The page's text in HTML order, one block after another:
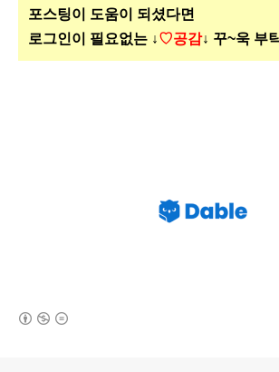
포스팅이 도움이 되셨다면
로그인이 필요없는 ↓♡공감↓ 꾸~욱 부